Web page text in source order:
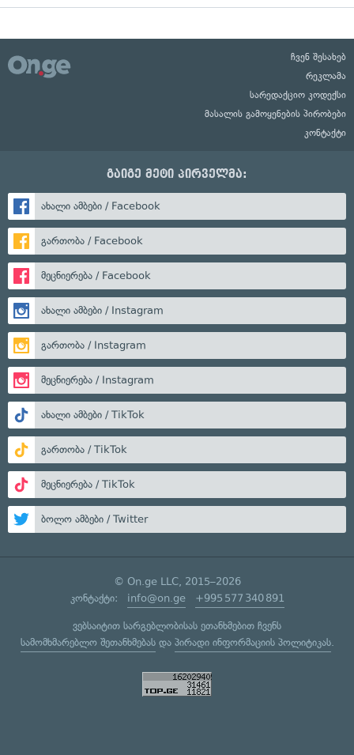
ჩვენ შესახებ
რეკლამა
სარედაქციო კოდექსი
მასალის გამოყენების პირობები
კონტაქტი
გაიგე მეტი პირველმა:
ახალი ამბები / Facebook
გართობა / Facebook
მეცნიერება / Facebook
ახალი ამბები / Instagram
გართობა / Instagram
მეცნიერება / Instagram
ახალი ამბები / TikTok
გართობა / TikTok
მეცნიერება / TikTok
ბოლო ამბები / Twitter
© On.ge LLC, 2015–2026
კონტაქტი: info@on.ge +995 577 340 891
ვებსაიტით სარგებლობისას ეთანხმებით ჩვენს
სამომხმარებლო შეთანხმებასდა პირადი ინფორმაციის პოლიტიკას.